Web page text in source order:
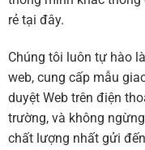
rẻ tại đây.
Chúng tôi luôn tự hào
web, cung cấp mẫu
duyệt Web trên điện
trường, và không
chất lượng nhất gửi